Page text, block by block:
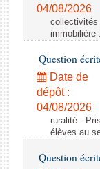
04/08/2026
collectivités
immobilière
Question
Date de
dépôt :
04/08/2026
ruralité -
élèves au
Question